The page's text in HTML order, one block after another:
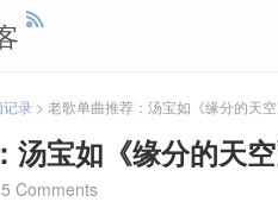
记录 > 老歌单曲推荐：汤宝如《缘分的天空
汤宝如《缘分的天空
Comments